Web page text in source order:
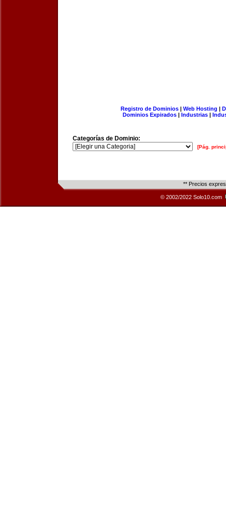
Registro de Dominios| Web Hosting |
Dominios Expirados | Industrias |
Categorías de Dominio:
[Pág.
** Precios
© 2002/2022 Solo10.com